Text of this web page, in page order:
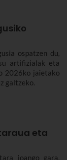
ospatzen du,
artifizialak eta
2026ko jaietako
galtzeko.
eta
joango gara.